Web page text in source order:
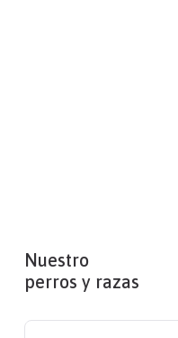
Nuestro
perros y razas